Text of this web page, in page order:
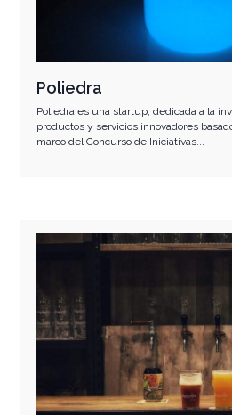
Poliedra
Poliedra es una startup, dedicada a la
productos y servicios innovadores
marco del Concurso de Iniciativas...